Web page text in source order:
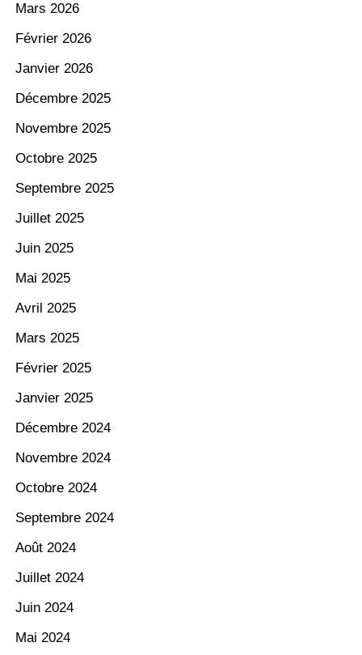
Mars 2026
Février 2026
Janvier 2026
Décembre 2025
Novembre 2025
Octobre 2025
Septembre 2025
Juillet 2025
Juin 2025
Mai 2025
Avril 2025
Mars 2025
Février 2025
Janvier 2025
Décembre 2024
Novembre 2024
Octobre 2024
Septembre 2024
Août 2024
Juillet 2024
Juin 2024
Mai 2024